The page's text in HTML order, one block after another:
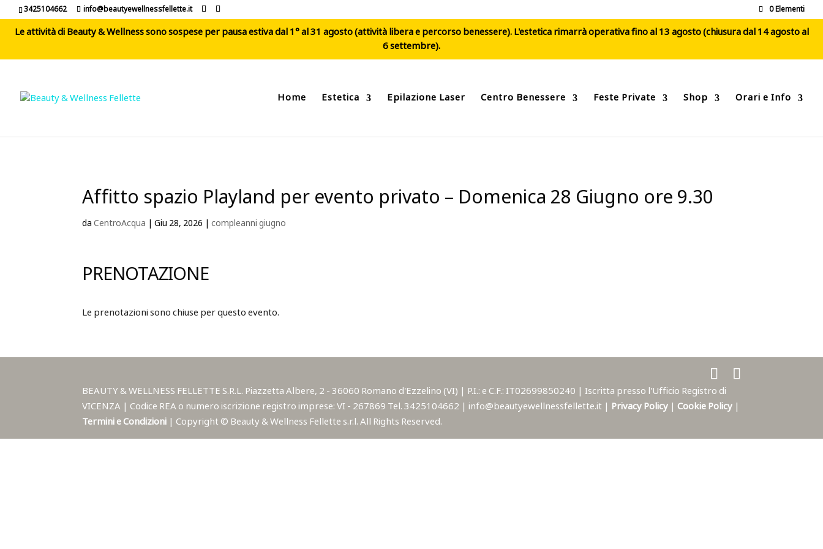
3425104662 info@beautyewellnessfellette.it 0 Elementi
Le attività di Beauty & Wellness sono sospese per pausa estiva dal 1° al 31 agosto (attività libera e percorso benessere). L'estetica rimarrà operativa fino al 13 agosto (chiusura dal 14 agosto al
6 settembre).
Home Estetica Epilazione Laser Centro Benessere Feste Private Shop Orari e Info
Affitto spazio Playland per evento privato – Domenica 28 Giugno ore 9.30
daCentroAcqua |Giu 28, 2026 |compleanni giugno
PRENOTAZIONE
Le prenotazioni sono chiuse per questo evento.
BEAUTY & WELLNESS FELLETTE S.R.L. Piazzetta Albere, 2 - 36060 Romano d'Ezzelino (VI) | P.I.: e C.F.: IT02699850240 | Iscritta presso l'Ufficio Registro di
VICENZA | Codice REA o numero iscrizione registro imprese: VI - 267869 Tel. 3425104662 | info@beautyewellnessfellette.it | Privacy Policy | Cookie Policy |
Termini e Condizioni | Copyright © Beauty & Wellness Fellette s.r.l. All Rights Reserved.